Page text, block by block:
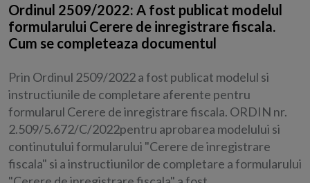
Ordinul 2509/2022: A fost publicat modelul
formularului Cerere de inregistrare fiscala.
Cum se completeaza documentul
Prin Ordinul 2509/2022 a fost publicat modelul si
instructiunile de completare aferente pentru
formularul Cerere de inregistrare fiscala. ORDIN nr.
2.509/5.672/C/2022pentru aprobarea modelului si
continutului formularului "Cerere de inregistrare
fiscala" si a instructiunilor de completare a formularului